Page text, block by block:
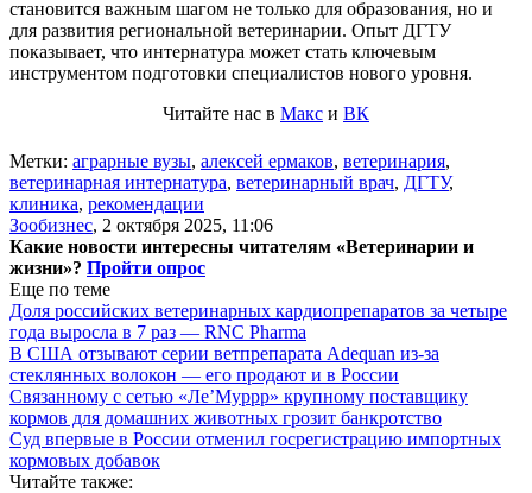
становится важным шагом не только для образования, но и
для развития региональной ветеринарии. Опыт ДГТУ
показывает, что интернатура может стать ключевым
инструментом подготовки специалистов нового уровня.
Читайте нас в Макс и ВК
Метки: аграрные вузы, алексей ермаков, ветеринария,
ветеринарная интернатура, ветеринарный врач, ДГТУ,
клиника, рекомендации
Зообизнес, 2 октября 2025, 11:06
Какие новости интересны читателям «Ветеринарии и
жизни»? Пройти опрос
Еще по теме
Доля российских ветеринарных кардиопрепаратов за четыре
года выросла в 7 раз — RNC Pharma
В США отзывают серии ветпрепарата Adequan из-за
стеклянных волокон — его продают и в России
Связанному с сетью «Ле’Муррр» крупному поставщику
кормов для домашних животных грозит банкротство
Суд впервые в России отменил госрегистрацию импортных
кормовых добавок
Читайте также: